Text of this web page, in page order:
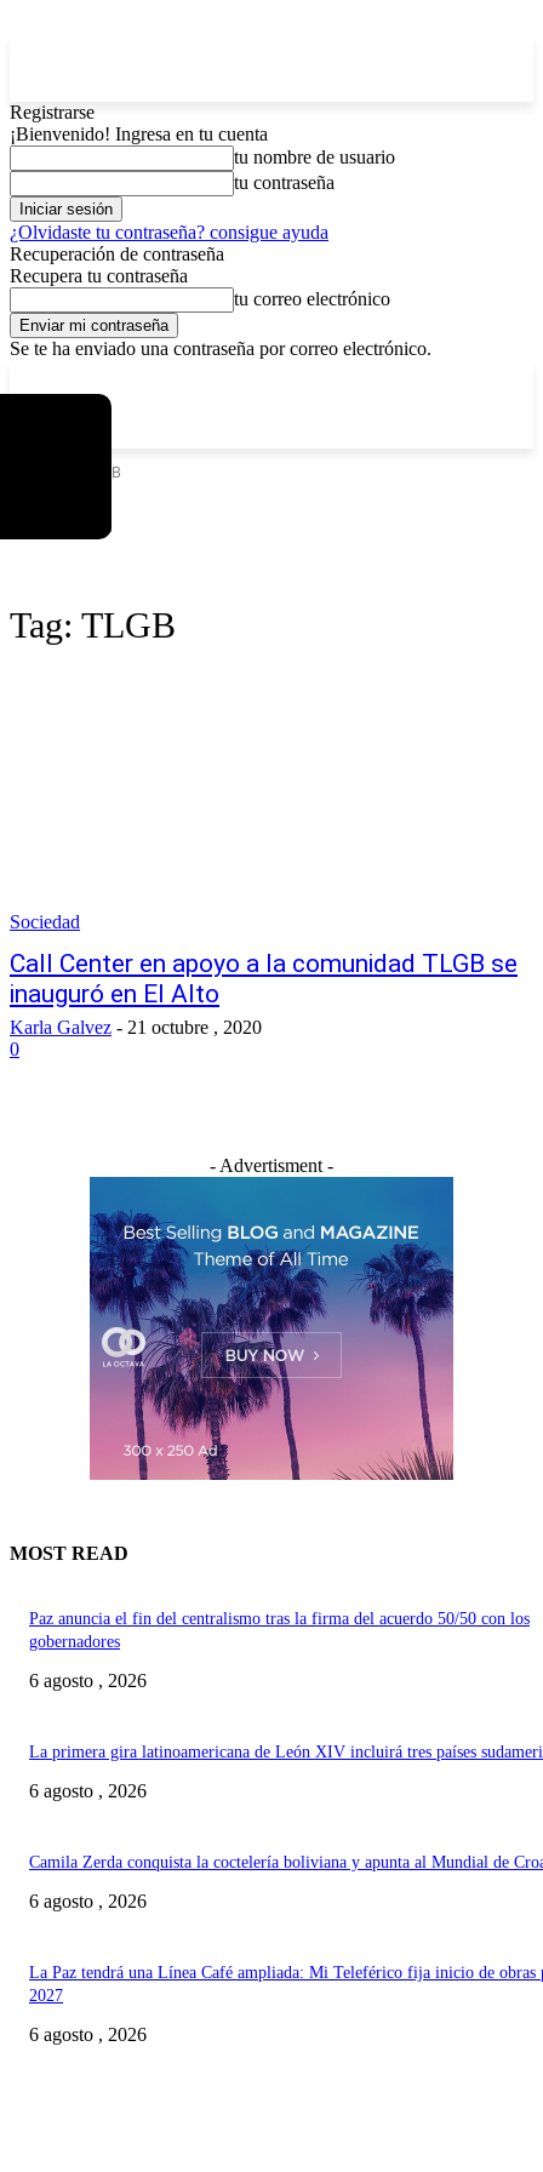
Registrarse
¡Bienvenido! Ingresa en tu cuenta
tu nombre de usuario
tu contraseña
¿Olvidaste tu contraseña? consigue ayuda
Recuperación de contraseña
Recupera tu contraseña
tu correo electrónico
Se te ha enviado una contraseña por correo electrónico.
TLGB
Tag: TLGB
Sociedad
Call Center en apoyo a la comunidad TLGB se
inauguró en El Alto
Karla Galvez - 21 octubre , 2020
0
- Advertisment -
MOST READ
Paz anuncia el fin del centralismo tras la firma del acuerdo 50/50 con los
gobernadores
6 agosto , 2026
La primera gira latinoamericana de León XIV incluirá tres países
6 agosto , 2026
Camila Zerda conquista la coctelería boliviana y apunta al Mundial de
6 agosto , 2026
La Paz tendrá una Línea Café ampliada: Mi Teleférico fija inicio de obras
2027
6 agosto , 2026